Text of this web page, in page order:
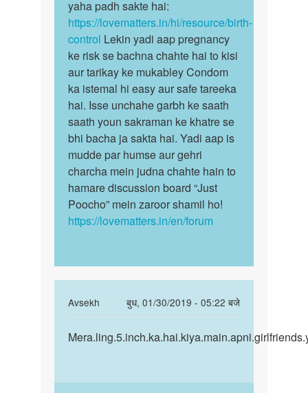
koi
upay
btao
jisse…
by
Rahul
sharma
kai…
yaha padh sakte hai:
https://lovematters.in/hi/resource/birth-
control Lekin yadi aap pregnancy
ke risk se bachna chahte hai to kisi
aur tarikay ke mukabley Condom
ka istemal hi easy aur safe tareeka
hai. Isse unchahe garbh ke saath
saath youn sakraman ke khatre se
bhi bacha ja sakta hai. Yadi aap is
mudde par humse aur gehri
charcha mein judna chahte hain to
hamare discussion board “Just
Poocho” mein zaroor shamil ho!
https://lovematters.in/en/forum
Avsekh
बुध, 01/30/2019 - 05:22 बजे
reply
to
iss
Mera.ling.5.inch.ka.hai.kiya…